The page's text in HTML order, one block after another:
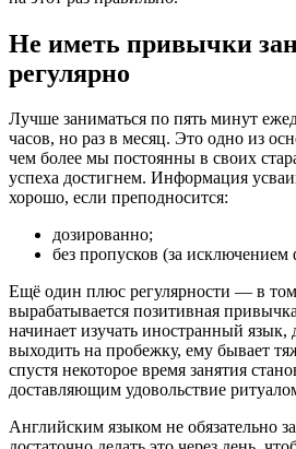
Не иметь привычки
регулярно
Лучше заниматься по пять минут
часов, но раз в месяц. Это одно из
чем более мы постоянны в своих
успеха достигнем. Информация
хорошо, если преподносится:
дозированно;
без пропусков (за
Ещё один плюс регулярности — в
вырабатывается позитивная
начинает изучать иностранный язык,
выходить на пробежку, ему бывает
спустя некоторое время занятия
доставляющим удовольствие
Английским языком не обязательно